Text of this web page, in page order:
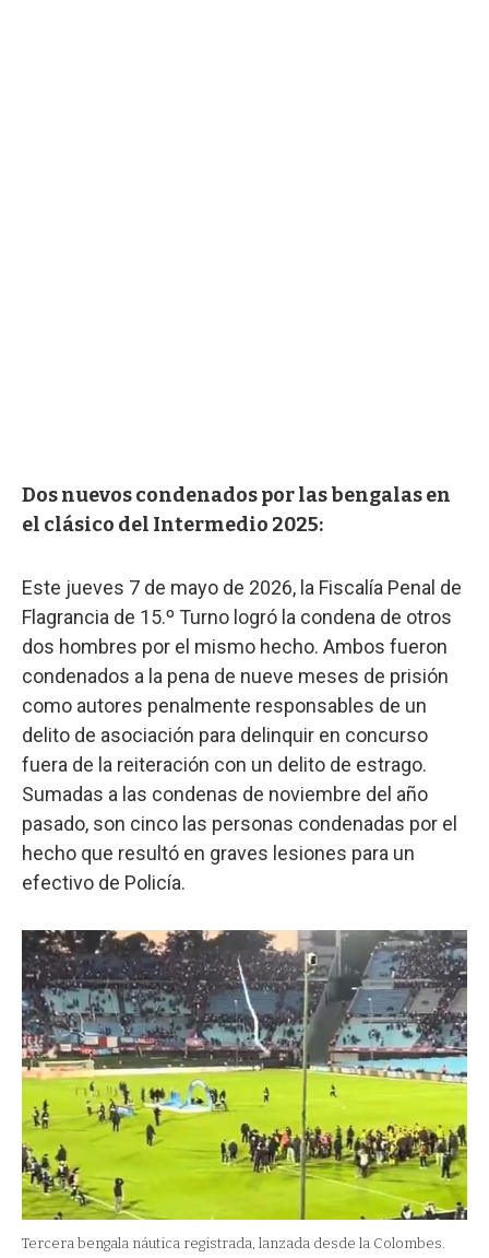
Dos nuevos condenados por las bengalas en
el clásico del Intermedio 2025:
Este jueves 7 de mayo de 2026, la Fiscalía Penal de
Flagrancia de 15.º Turno logró la condena de otros
dos hombres por el mismo hecho. Ambos fueron
condenados a la pena de nueve meses de prisión
como autores penalmente responsables de un
delito de asociación para delinquir en concurso
fuera de la reiteración con un delito de estrago.
Sumadas a las condenas de noviembre del año
pasado, son cinco las personas condenadas por el
hecho que resultó en graves lesiones para un
efectivo de Policía.
Tercera bengala náutica registrada, lanzada desde la Colombes.